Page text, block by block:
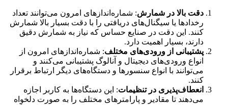
دقت بالا در شمارش: شماره‌اندازهای امرون می‌توانند تعداد
رخدادها یا سیگنال‌های دریافتی را با دقت بسیار بالا شمارش
کنند. این دقت در صنایع حساس که نیاز به شمارش دقیق
دارند، بسیار اهمیت دارد.
پشتیبانی از ورودی‌های مختلف: شماره‌اندازهای امرون از
انواع ورودی‌های دیجیتال و آنالوگ پشتیبانی می‌کنند و
می‌توانند با انواع سنسورها و دستگاه‌های دیگر ارتباط برقرار
کنند.
انعطاف‌پذیری در تنظیمات: این دستگاه‌ها به کاربر اجازه
می‌دهند تا مقادیر و پارامترهای مختلف را به صورت دلخواه